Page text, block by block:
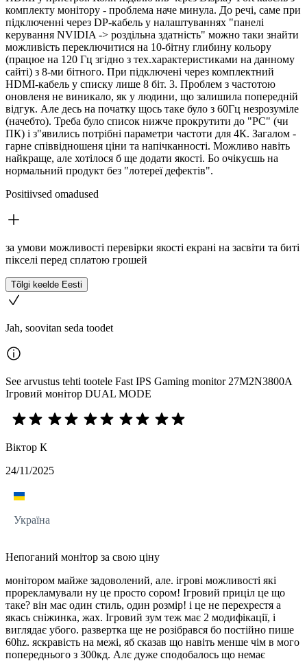
комплекту монітору - проблема наче минула. До речі, саме при
підключенні через DP-кабель у налаштуваннях "панелі
керування NVIDIA -> роздільна здатність" можно таки знайти
можливість переключитися на 10-бітну глибину кольору
(працюе на 120 Гц згідно з тех.характеристиками на данному
сайті) з 8-ми бітного. При підключені через комплектний
HDMI-кабель у списку лише 8 біт. 3. Проблем з частотою
оновленя не виникало, як у людини, що залишила попередній
відгук. Але десь на початку щось таке було з 60Гц незрозуміле
(начебто). Треба було список нижче прокрутити до "PC" (чи
ПК) і з"явились потрібні параметри частоти для 4К. Загалом -
гарне співвідношеня ціни та напічканності. Можливо навіть
найкраще, але хотілося б ще додати якості. Бо очікуєшь на
нормальний продукт без "лотереї дефектів".
Positiivsed omadused
за умови можливості перевірки якості екрані на засвіти та биті
пікселі перед сплатою грошей
Tõlgi keelde Eesti
Jah, soovitan seda toodet
See arvustus tehti tootele Fast IPS Gaming monitor 27M2N3800A
Ігровий монітор DUAL MODE
Віктор К
24/11/2025
Україна
Непоганий монітор за свою ціну
монітором майже задоволений, але. ігрові можливості які
прорекламували ну це просто сором! Ігровий приціл це що
таке? він має один стиль, один розмір! і це не перехрестя а
якась сніжинка, жах. Ігровий зум теж має 2 модифікації, і
виглядає убого. развертка ще не розібрався бо постійно пише
60hz. яскравість на межі, яб сказав що навіть менше чім в мого
попереднього з 300кд. Алє дуже сподобалось що немає